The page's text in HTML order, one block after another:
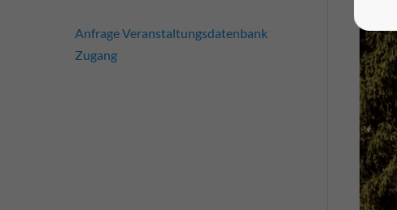
Anfrage Veranstaltungsdatenbank
Zugang